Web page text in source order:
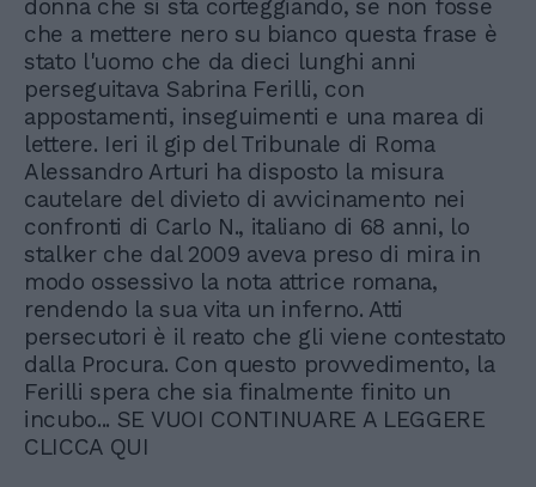
donna che si sta corteggiando, se non fosse
che a mettere nero su bianco questa frase è
stato l'uomo che da dieci lunghi anni
perseguitava Sabrina Ferilli, con
appostamenti, inseguimenti e una marea di
lettere. Ieri il gip del Tribunale di Roma
Alessandro Arturi ha disposto la misura
cautelare del divieto di avvicinamento nei
confronti di Carlo N., italiano di 68 anni, lo
stalker che dal 2009 aveva preso di mira in
modo ossessivo la nota attrice romana,
rendendo la sua vita un inferno. Atti
persecutori è il reato che gli viene contestato
dalla Procura. Con questo provvedimento, la
Ferilli spera che sia finalmente finito un
incubo... SE VUOI CONTINUARE A LEGGERE
CLICCA QUI